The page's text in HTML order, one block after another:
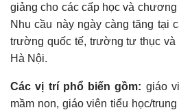
giảng cho các cấp học và
Nhu cầu này ngày càng tăng tại
trường quốc tế, trường tư thục và
Hà Nội.
Các vị trí phổ biến gồm: giáo
mầm non, giáo viên tiểu học/